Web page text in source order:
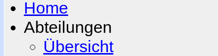
Home
Abteilungen
Übersicht